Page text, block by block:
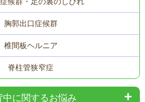
胸郭出口症候群
椎間板ヘルニア
脊柱管狭窄症
中に関するお悩み